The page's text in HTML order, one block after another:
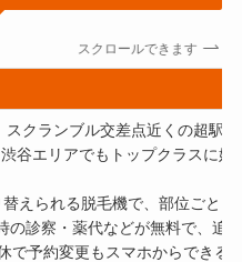
スクロールできます
スクランブル交差点近くの超駅
谷エリアでもトップクラスに
えられる脱毛機で、部位ごと
の診察・薬代などが無料で、追
で予約変更もスマホからできる